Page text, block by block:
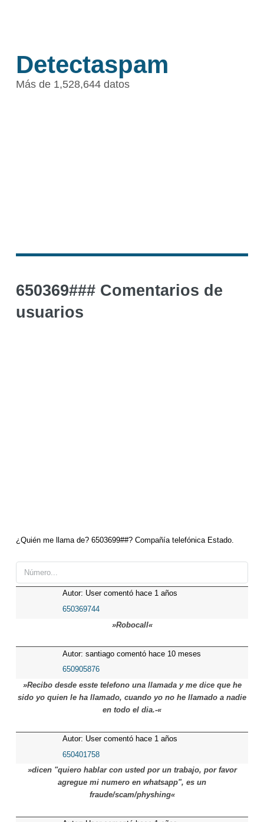
Detectaspam
Más de 1,528,644 datos
650369### Comentarios de
usuarios
¿Quién me llama de? 6503699##? Compañía telefónica Estado.
Autor: User comentó hace 1 años
650369744
»Robocall«
Autor: santiago comentó hace 10 meses
650905876
»Recibo desde esste telefono una llamada y me dice que he
sido yo quien le ha llamado, cuando yo no he llamado a nadie
en todo el dia.-«
Autor: User comentó hace 1 años
650401758
»dicen "quiero hablar con usted por un trabajo, por favor
agregue mi numero en whatsapp", es un
fraude/scam/physhing«